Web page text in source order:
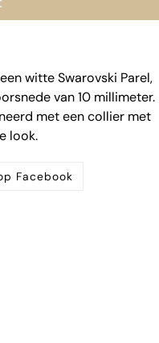
witte Swarovski Parel,
van 10 millimeter.
met een collier met
look.
Facebook